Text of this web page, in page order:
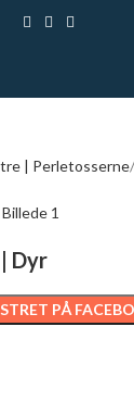
| Perletosserne
Dyr
PÅ